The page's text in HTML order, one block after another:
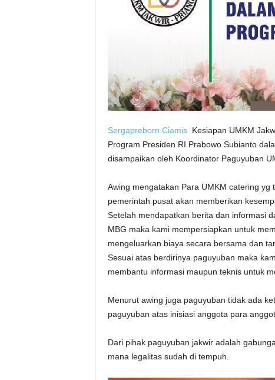
Sergapreborn Ciamis Kesiapan UMKM
Program Presiden RI Prabowo Subianto
disampaikan oleh Koordinator Paguyuban
Awing mengatakan Para UMKM catering
pemerintah pusat akan memberikan
Setelah mendapatkan berita dan informasi
MBG maka kami mempersiapkan untuk
mengeluarkan biaya secara bersama dan
Sesuai atas berdirinya paguyuban maka
membantu informasi maupun teknis untuk
Menurut awing juga paguyuban tidak ada
paguyuban atas inisiasi anggota para
Dari pihak paguyuban jakwir adalah
mana legalitas sudah di tempuh.